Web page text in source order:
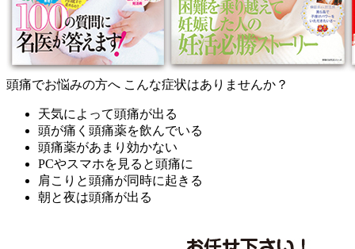
頭痛でお悩みの方へ こんな症状はありませんか？
天気によって頭痛が出る
頭が痛く頭痛薬を飲んでいる
頭痛薬があまり効かない
PCやスマホを見ると頭痛に
肩こりと頭痛が同時に起きる
朝と夜は頭痛が出る